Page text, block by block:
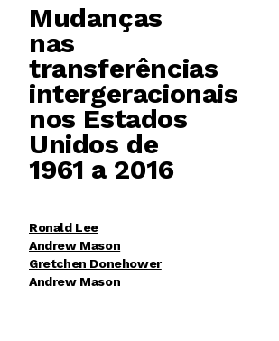
Mudanças
nas
transferências
intergeracionais
nos Estados
Unidos de
1961 a 2016
Ronald Lee
Andrew Mason
Gretchen Donehower
Andrew Mason